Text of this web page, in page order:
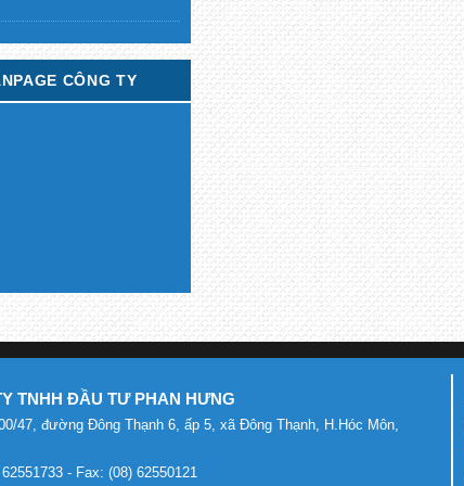
CÔNG TY
TNHH ĐẦU TƯ PHAN HƯNG
47, đường Đông Thạnh 6, ấp 5, xã Đông Thạnh, H.Hóc Môn,
- Fax: (08) 62550121